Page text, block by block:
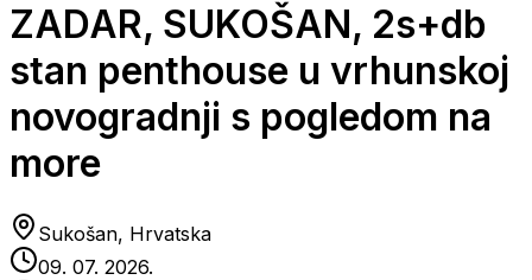
ZADAR, SUKOŠAN, 2s+db
stan penthouse u vrhunskoj
novogradnji s pogledom na
more
Sukošan, Hrvatska
09. 07. 2026.